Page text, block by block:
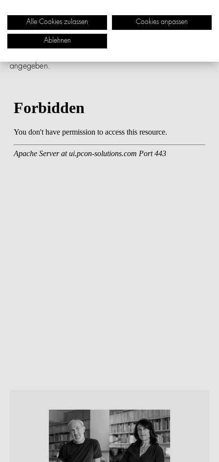
beachten Sie, dass die Lieferzeit nach Auftragsbestätigung
in der Regel 4 bis 8 Wochen ab Werk beträgt. Ihren
genauen Liefertermin entnehmen Sie der
angegeben.
Alle Cookies zulassen Cookies anpassen
Ablehnen